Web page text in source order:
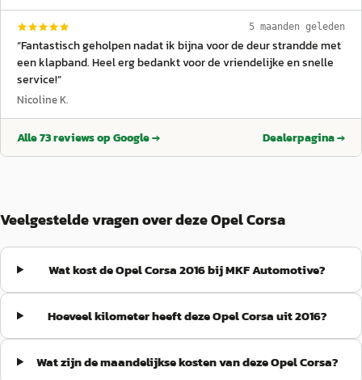
5 maanden geleden
“Fantastisch geholpen nadat ik bijna voor de deur strandde met
een klapband. Heel erg bedankt voor de vriendelijke en snelle
service!”
Nicoline K.
Alle73reviews op Google → Dealerpagina →
Veelgestelde vragen over deze Opel Corsa
Wat kost de Opel Corsa 2016 bij MKF Automotive?
Hoeveel kilometer heeft deze Opel Corsa uit 2016?
Wat zijn de maandelijkse kosten van deze Opel Corsa?